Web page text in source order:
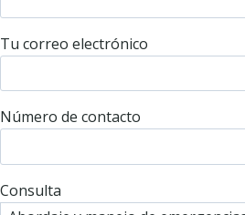
Tu correo electrónico
Número de contacto
Consulta